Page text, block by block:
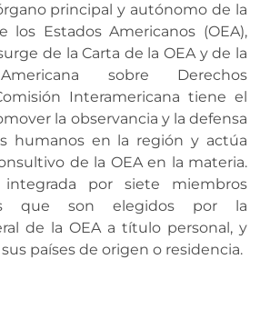
principal y autónomo de la
los Estados Americanos (OEA),
de la Carta de la OEA y de la
sobre Derechos
Interamericana tiene el
la observancia y la defensa
humanos en la región y actúa
de la OEA en la materia.
por siete miembros
que son elegidos por la
de la OEA a título personal, y
países de origen o residencia.